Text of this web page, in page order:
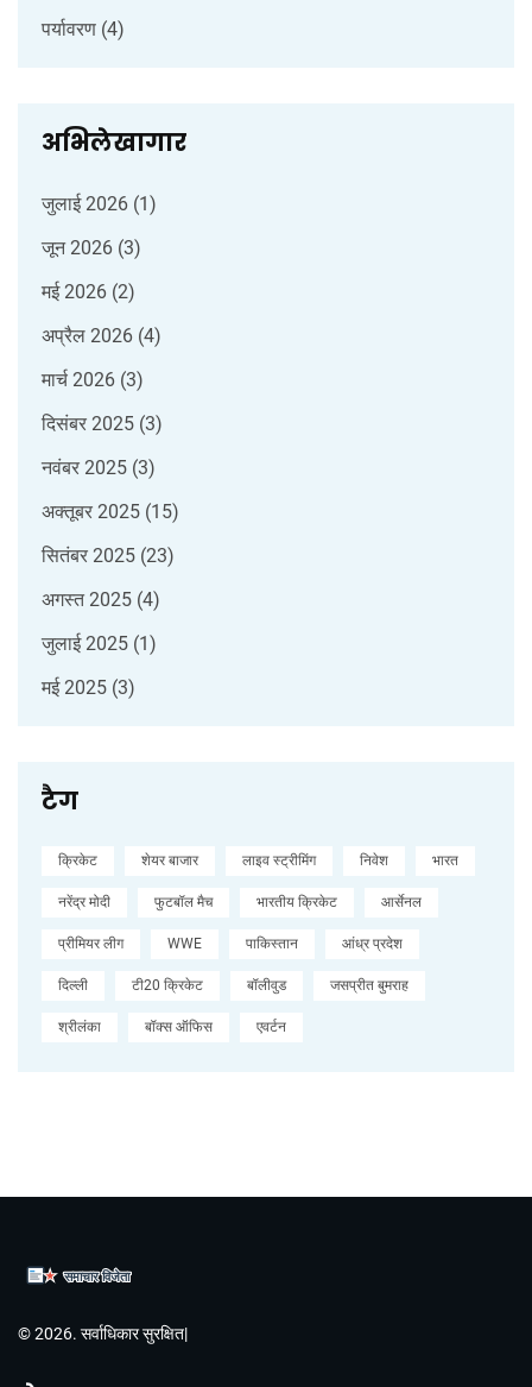
पर्यावरण (4)
अभिलेखागार
जुलाई 2026 (1)
जून 2026 (3)
मई 2026 (2)
अप्रैल 2026 (4)
मार्च 2026 (3)
दिसंबर 2025 (3)
नवंबर 2025 (3)
अक्तूबर 2025 (15)
सितंबर 2025 (23)
अगस्त 2025 (4)
जुलाई 2025 (1)
मई 2025 (3)
टैग
क्रिकेट शेयर बाजार लाइव स्ट्रीमिंग निवेश भारत
नरेंद्र मोदी फुटबॉल मैच भारतीय क्रिकेट आर्सेनल
प्रीमियर लीग WWE पाकिस्तान आंध्र प्रदेश
दिल्ली टी20 क्रिकेट बॉलीवुड जसप्रीत बुमराह
श्रीलंका बॉक्स ऑफिस एवर्टन
© 2026. सर्वाधिकार सुरक्षित|